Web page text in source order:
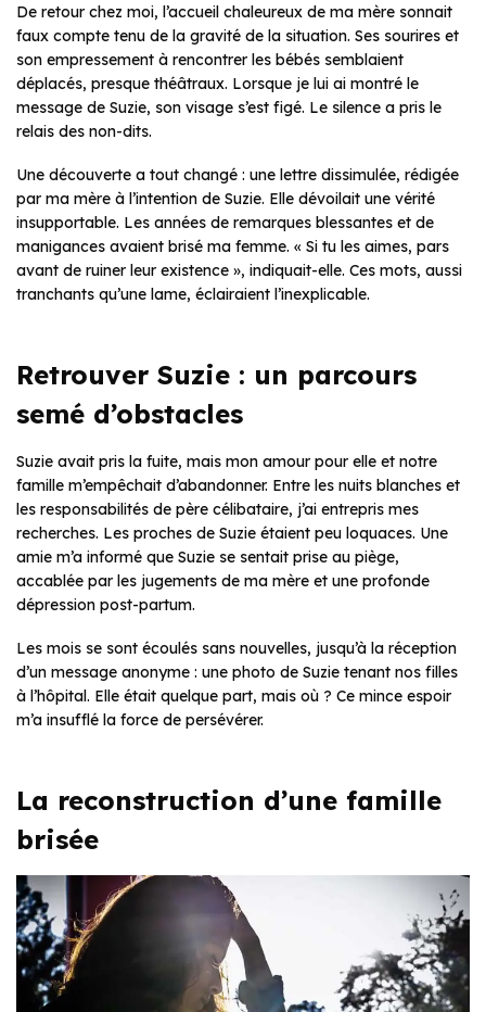
De retour chez moi, l’accueil chaleureux de ma mère sonnait
faux compte tenu de la gravité de la situation. Ses sourires et
son empressement à rencontrer les bébés semblaient
déplacés, presque théâtraux. Lorsque je lui ai montré le
message de Suzie, son visage s’est figé. Le silence a pris le
relais des non-dits.
Une découverte a tout changé : une lettre dissimulée, rédigée
par ma mère à l’intention de Suzie. Elle dévoilait une vérité
insupportable. Les années de remarques blessantes et de
manigances avaient brisé ma femme. « Si tu les aimes, pars
avant de ruiner leur existence », indiquait-elle. Ces mots, aussi
tranchants qu’une lame, éclairaient l’inexplicable.
Retrouver Suzie : un parcours
semé d’obstacles
Suzie avait pris la fuite, mais mon amour pour elle et notre
famille m’empêchait d’abandonner. Entre les nuits blanches et
les responsabilités de père célibataire, j’ai entrepris mes
recherches. Les proches de Suzie étaient peu loquaces. Une
amie m’a informé que Suzie se sentait prise au piège,
accablée par les jugements de ma mère et une profonde
dépression post-partum.
Les mois se sont écoulés sans nouvelles, jusqu’à la réception
d’un message anonyme : une photo de Suzie tenant nos filles
à l’hôpital. Elle était quelque part, mais où ? Ce mince espoir
m’a insufflé la force de persévérer.
La reconstruction d’une famille
brisée